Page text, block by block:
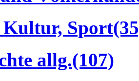
Sport
allg.(107)